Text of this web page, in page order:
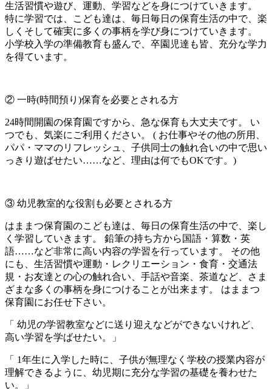
生活習慣や遊び、運動、学習などを身につけていきます。
特に学習では、こども達は、毎日毎日の保育生活の中で、楽
しくそして確実に多くの事柄を学び身につけていきます。
小学校入学の準備教育も盛んで、卒園児達も皆、充分な学力
を得ています。
② 一時(時間預り)保育を必要とされる方
24時間開園の保育園ですから、急な保育も大丈夫です。 い
つでも、気楽にご利用ください。 ( お仕事やその他の所用、
パパ・ママのリフレッシュ、子供同士の触れ合いの中で思い
っきり遊ばせたい……など、理由は何でもOKです。)
③ 幼児教室的な役割も必要とされる方
はままつ保育園のこども達は、毎日の保育生活の中で、楽し
く学習していきます。 鉛筆の持ち方から国語・算数・英
語……など非常に高い内容の学習を行っています。 その他
にも、生活習慣や運動・レクリエーション・食育・交通法
規・お友達との心の触れ合い、手話や音楽、茶道など、さま
ざまな多くの事柄を身につけることが出来ます。 はままつ
保育園にお任せ下さい。
「 幼児の学習教室などに送り迎えなどができないけれど、
高い学習を学ばせたい。」
「 1年生に入学した時に、子供が無理なく学校の授業内容が
理解できるように、幼児期に充分な学習の基礎を養わせた
い。」